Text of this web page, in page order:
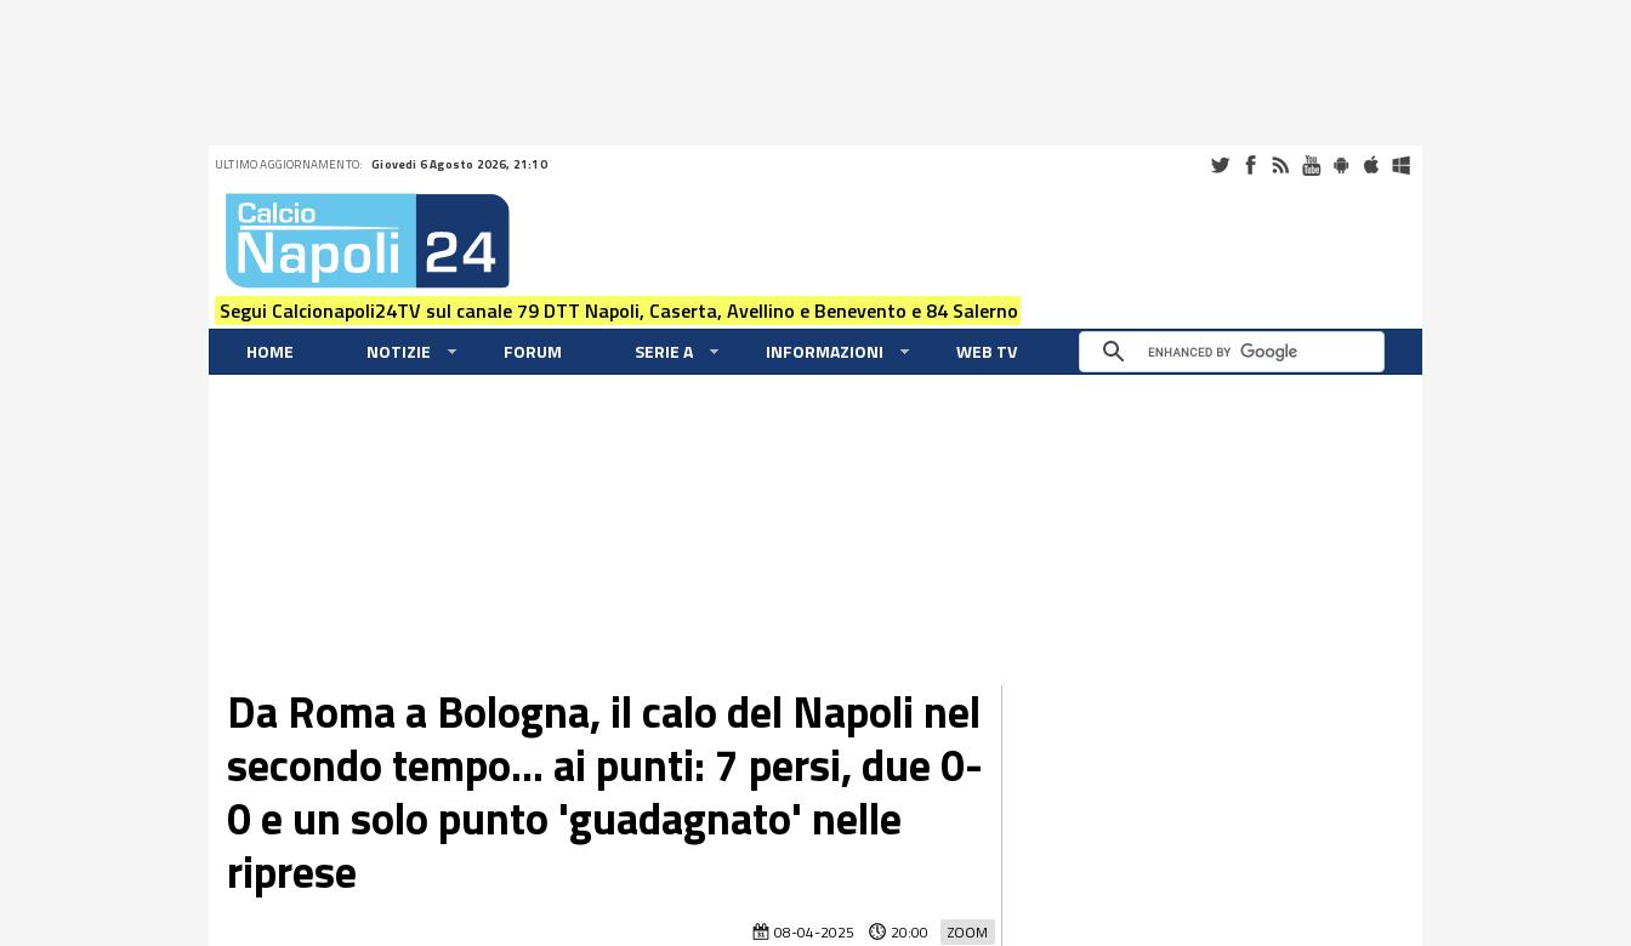
ULTIMO AGGIORNAMENTO: Giovedi 6 Agosto 2026, 21:10
Segui Calcionapoli24TV sul canale 79 DTT Napoli, Caserta, Avellino e Benevento e 84 Salerno
HOME NOTIZIE FORUM SERIE A INFORMAZIONI WEB TV
Da Roma a Bologna, il calo del Napoli nel
secondo tempo... ai punti: 7 persi, due 0-
0 e un solo punto 'guadagnato' nelle
riprese
ZOOM
08-04-2025 20:00